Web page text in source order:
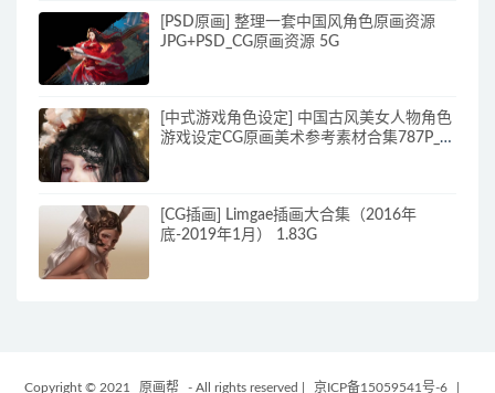
[PSD原画] 整理一套中国风角色原画资源
JPG+PSD_CG原画资源 5G
[中式游戏角色设定] 中国古风美女人物角色
游戏设定CG原画美术参考素材合集787P_原
[CG插画] Limgae插画大合集（2016年
底-2019年1月） 1.83G
Copyright © 2021 原画帮 - All rights reserved 京ICP备15059541号-6